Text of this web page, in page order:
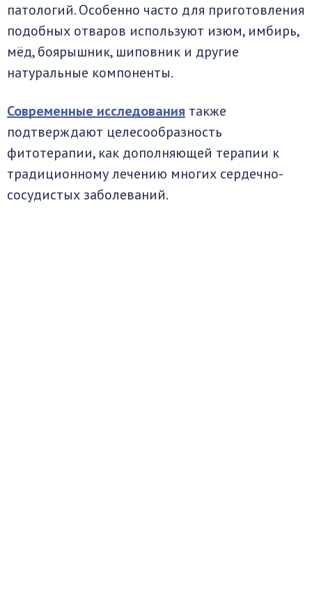
патологий. Особенно часто для приготовления
подобных отваров используют изюм, имбирь,
мёд, боярышник, шиповник и другие
натуральные компоненты.
Современные исследования также
подтверждают целесообразность
фитотерапии, как дополняющей терапии к
традиционному лечению многих сердечно-
сосудистых заболеваний.